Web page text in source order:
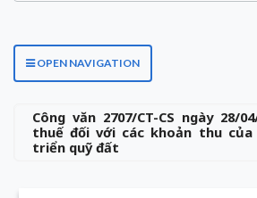
OPEN NAVIGATION
Công văn 2707/CT-CS ngày 28/
thuế đối với các khoản thu
triển quỹ đất